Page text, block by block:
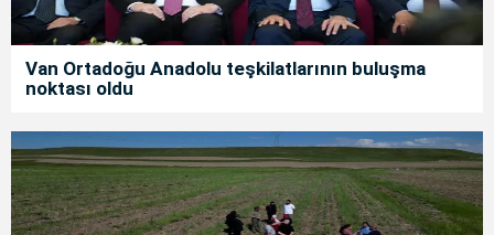
Van Ortadoğu Anadolu teşkilatlarının buluşma
noktası oldu